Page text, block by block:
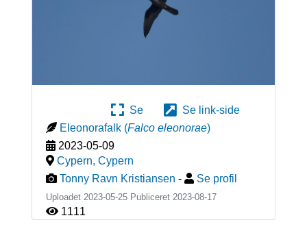
Se
Se link-side
Eleonorafalk (Falco eleonorae)
2023-05-09
Cypern, Cypern
Tonny Ravn Kristiansen - Se profil
Uploadet 2023-05-25 Publiceret 2023-08-17
1111